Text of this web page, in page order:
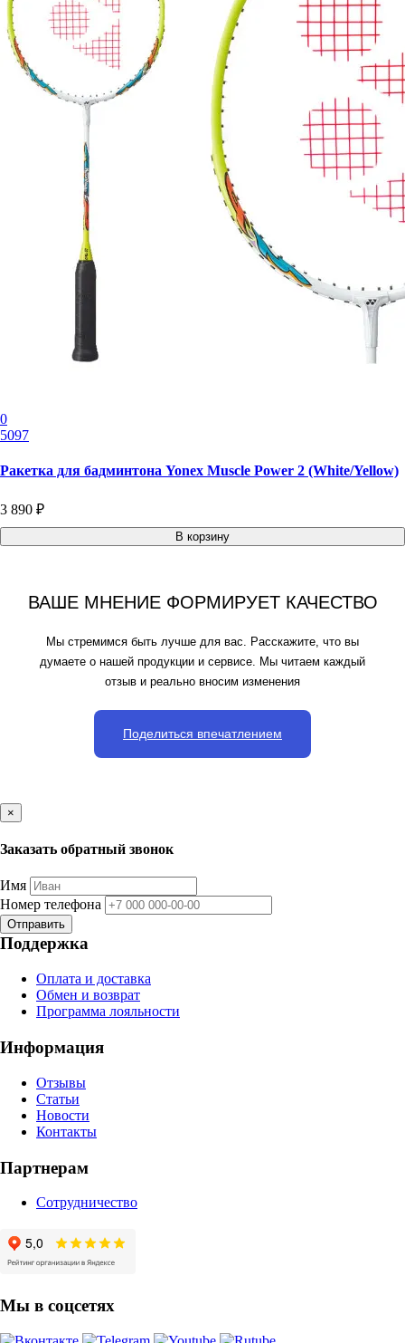
0
5097
Ракетка для бадминтона Yonex Muscle Power 2 (White/Yellow)
3 890 ₽
В корзину
ВАШЕ МНЕНИЕ ФОРМИРУЕТ КАЧЕСТВО
Мы стремимся быть лучше для вас. Расскажите, что вы
думаете о нашей продукции и сервисе. Мы читаем каждый
отзыв и реально вносим изменения
Поделиться впечатлением
×
Заказать обратный звонок
Имя
Номер телефона
Отправить
Поддержка
Оплата и доставка
Обмен и возврат
Программа лояльности
Информация
Отзывы
Статьи
Новости
Контакты
Партнерам
Сотрудничество
Мы в соцсетях